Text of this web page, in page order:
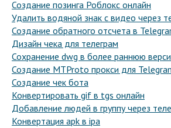
Создание позинга Роблокс онлайн
Удалить водяной знак с видео через
Создание обратного отсчета в
Дизайн чека для телеграм
Сохранение dwg в более раннюю
Создание MTProto прокси для
Создание чек бота
Конвертировать gif в tgs онлайн
Добавление людей в группу через
Конвертация apk в ipa